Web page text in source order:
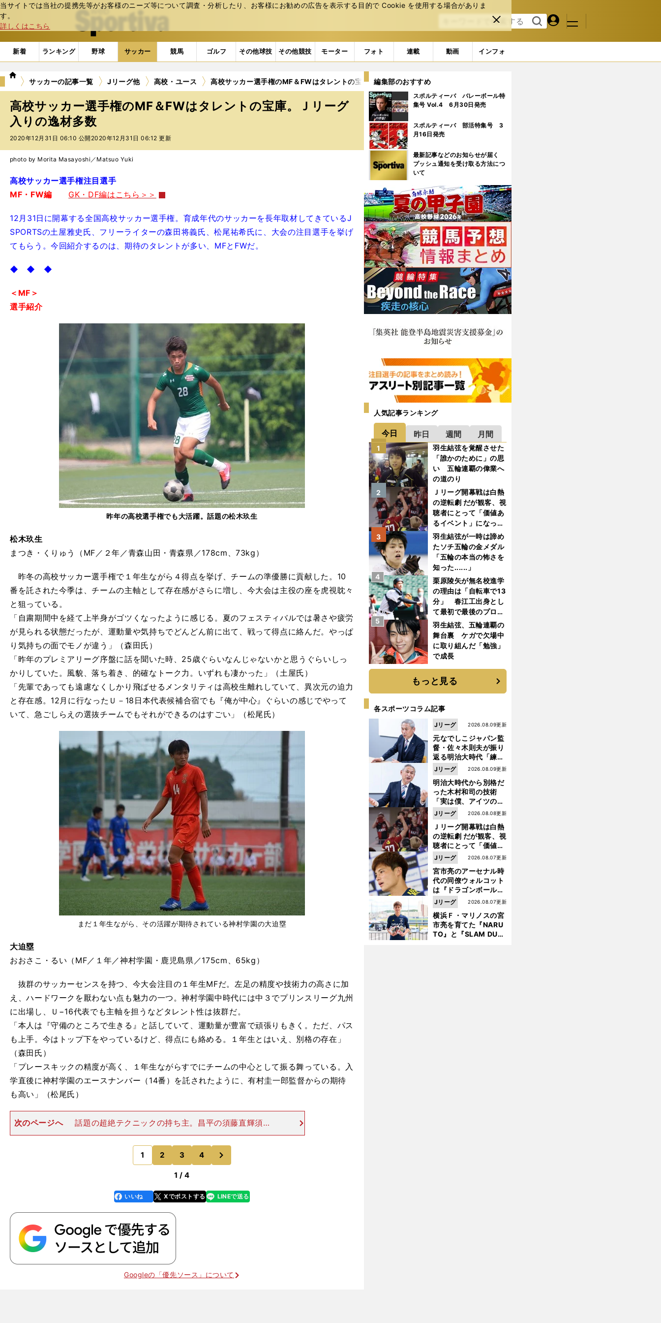
当サイトでは当社の提携先等がお客様のニーズ等について調査・分析したり、お客様にお勧めの広告を表⽰する⽬的で Cookie を使⽤する場合がありま
す。
詳しくはこちら
閉じ
る
web Sportiva (webスポルティーバ)
検索
る
マイペ
ジ
メニュ
新着 ランキング 野球 サッカー 競馬 ゴルフ その他球技 その他競技 モーター フォト 連載 動画 インフォ
we
ス
ポ
ル
テ
ィ
ー
バ
サッカーの記事一覧 Jリーグ他 高校・ユース 高校サッカー選手権のMF＆FWはタレントの宝庫。Ｊリーグ入りの逸材多数
高校サッカー選手権のMF＆FWはタレントの宝庫。Ｊリーグ
入りの逸材多数
2020年12月31日 06:10 公開 2020年12月31日 06:12 更新
photo by Morita Masayoshi／Matsuo Yuki
高校サッカー選手権注目選手
MF・FW編
GK・DF編はこちら＞＞
12月31日に開幕する全国高校サッカー選手権。育成年代のサッカーを長年取材してきているJ
SPORTSの土屋雅史氏、フリーライターの森田将義氏、松尾祐希氏に、大会の注目選手を挙げ
てもらう。今回紹介するのは、期待のタレントが多い、MFとFWだ。
◆ ◆ ◆
＜MF＞
選手紹介
昨年の高校選手権でも大活躍。話題の松木玖生
松木玖生
まつき・くりゅう（MF／２年／青森山田・青森県／178cm、73kg）
昨冬の高校サッカー選手権で１年生ながら４得点を挙げ、チームの準優勝に貢献した。10
番を託された今季は、チームの主軸として存在感がさらに増し、今大会は主役の座を虎視眈々
と狙っている。
「自粛期間中を経て上半身がゴツくなったように感じる。夏のフェスティバルでは暑さや疲労
が見られる状態だったが、運動量や気持ちでどんどん前に出て、戦って得点に絡んだ。やっぱ
り気持ちの面でモノが違う」（森田氏）
「昨年のプレミアリーグ序盤に話を聞いた時、25歳ぐらいなんじゃないかと思うぐらいしっ
かりしていた。風貌、落ち着き、的確なトーク力。いずれも凄かった」（土屋氏）
「先輩であっても遠慮なくしかり飛ばせるメンタリティは高校生離れしていて、異次元の迫力
と存在感。12月に行なったＵ－18日本代表候補合宿でも『俺が中心』ぐらいの感じでやって
いて、急ごしらえの選抜チームでもそれができるのはすごい」（松尾氏）
まだ１年生ながら、その活躍が期待されている神村学園の大迫塁
大迫塁
おおさこ・るい（MF／１年／神村学園・鹿児島県／175cm、65kg）
抜群のサッカーセンスを持つ、今大会注目の１年生MFだ。左足の精度や技術力の高さに加
え、ハードワークを厭わない点も魅力の一つ。神村学園中時代には中３でプリンスリーグ九州
に出場し、Ｕ−16代表でも主軸を担うなどタレント性は抜群だ。
「本人は『守備のところで生きる』と話していて、運動量が豊富で頑張りもきく。ただ、パス
も上手。今はトップ下をやっているけど、得点にも絡める。１年生とはいえ、別格の存在」
（森田氏）
「プレースキックの精度が高く、１年生ながらすでにチームの中心として振る舞っている。入
学直後に神村学園のエースナンバー（14番）を託されたように、有村圭一郎監督からの期待
も高い」（松尾氏）
次のページへ
話題の超絶テクニックの持ち主。昌平の須藤直輝須藤
直輝すとう・なおき（MF／３年／昌平・埼玉県／169cm、63kg） 超
絶技巧で相手を翻弄し、見る者を唸らせる今大会ナンバーワンドリブラ
ー。洗練された
1 2 3 4
のページへ
1 / 4
faceboo
k
いいね Xでポストする
line LINEで送る
Googleの「優先ソース」について
PK 。
決
、
編集部のおすすめ
スポルティーバ バレーボール特
集号 Vol.4 6月30日発売
スポルティーバ 部活特集号 3
月16日発売
最新記事などのお知らせが届く
プッシュ通知を受け取る方法につ
いて
人気記事ランキング
今日 昨日 週間 月間
羽生結弦を覚醒させた
「誰かのために」の思
い 五輪連覇の偉業へ
の道のり
1
Ｊリーグ開幕戦は白熱
の逆転劇 だが観客、視
聴者にとって「価値あ
るイベント」になって
いたか
2
羽生結弦が一時は諦め
たソチ五輪の金メダル
「五輪の本当の怖さを
知った......」
3
栗原陵矢が無名校進学
の理由は「自転車で13
分」 春江工出身とし
て最初で最後のプロ野
球選手となった
4
羽生結弦、五輪連覇の
舞台裏 ケガで欠場中
に取り組んだ「勉強」
で成長
5
もっと見る
各スポーツコラム記事
元なでしこジャパン監
督・佐々木則夫が振り
返る明治大時代「練習
もしない（木村）和司
が脚光を浴びて...。全
然面白くない４年間で
した」
2026.08.09更新
Jリーグ
明治大時代から別格だ
った木村和司の技術
「実は僕、アイツのフ
ェイントを真似してい
ました」と元なでしこ
ジャパン監督・佐々木
則夫
2026.08.09更新
Jリーグ
Ｊリーグ開幕戦は白熱
の逆転劇 だが観客、視
聴者にとって「価値あ
るイベント」になって
いたか
2026.08.08更新
Jリーグ
宮市亮のアーセナル時
代の同僚ウォルコット
は『ドラゴンボール』
が大好き ポドルスキは
日向小次郎に憧れてい
た
2026.08.07更新
Jリーグ
横浜Ｆ・マリノスの宮
市亮を育てた『NARU
TO』と『SLAM DUN
2026.08.07更新
Jリーグ